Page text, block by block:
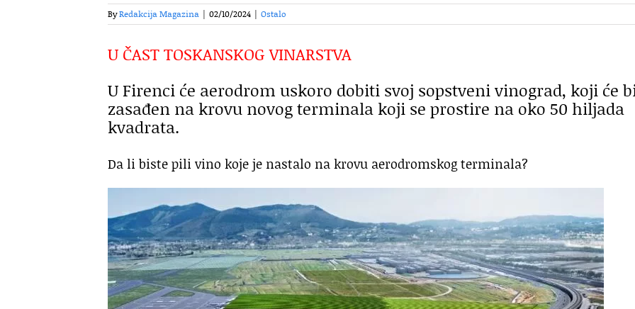
ByRedakcija Magazina | 02/10/2024 | Ostalo
U ČAST TOSKANSKOG VINARSTVA
U Firenci će aerodrom uskoro dobiti svoj sopstveni vinograd, koji će
zasađen na krovu novog terminala koji se prostire na oko 50 hiljada
kvadrata.
Da li biste pili vino koje je nastalo na krovu aerodromskog terminala?